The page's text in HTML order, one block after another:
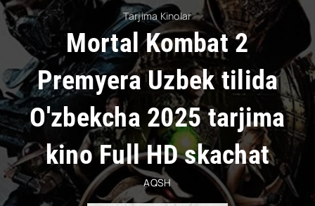
Tarjima Kinolar
Mortal Kombat 2
Premyera Uzbek tilida
O'zbekcha 2025 tarjima
kino Full HD skachat
AQSH